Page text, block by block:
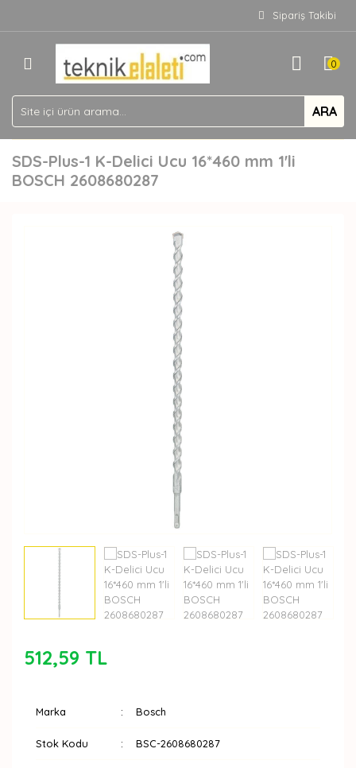
Sipariş Takibi
ARA
0
SDS-Plus-1 K-Delici Ucu 16*460 mm 1'li
BOSCH 2608680287
512,59 TL
Marka Bosch
Stok Kodu BSC-2608680287